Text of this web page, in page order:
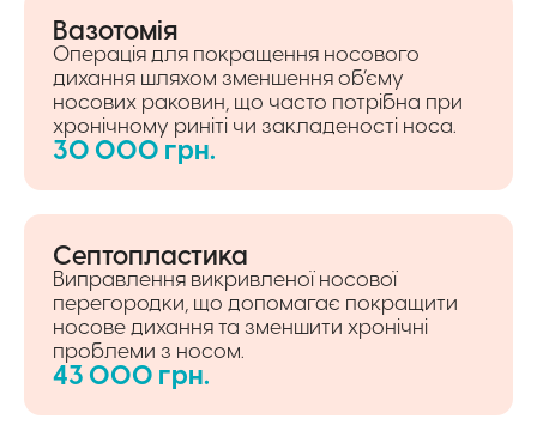
Вазотомія
Операція для покращення носового
дихання шляхом зменшення об’єму
носових раковин, що часто потрібна при
хронічному риніті чи закладеності носа.
30 000 грн.
Септопластика
Виправлення викривленої носової
перегородки, що допомагає покращити
носове дихання та зменшити хронічні
проблеми з носом.
43 000 грн.